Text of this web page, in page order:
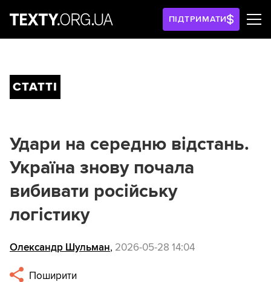
ПІДТРИМАТИ
СТАТТІ
Удари на середню відстань.
Україна знову почала
вибивати російську
логістику
Олександр Шульман, 2026-05-28 14:04
Поширити